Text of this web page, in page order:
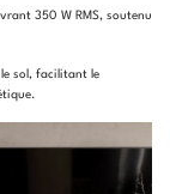
350 W RMS, soutenu
sol, facilitant le